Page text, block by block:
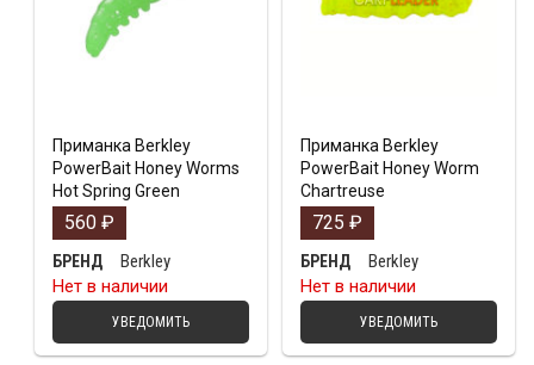
Приманка Berkley
PowerBait Honey Worms
Hot Spring Green
560 ₽
БРЕНД
Berkley
Нет в наличии
УВЕДОМИТЬ
Приманка Berkley
PowerBait Honey Worm
Chartreuse
725 ₽
БРЕНД
Berkley
Нет в наличии
УВЕДОМИТЬ